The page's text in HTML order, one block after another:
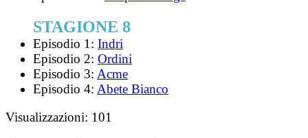
STAGIONE 8
Episodio 1: Indri
Episodio 2: Ordini
Episodio 3: Acme
Episodio 4: Abete Bianco
Visualizzazioni: 101